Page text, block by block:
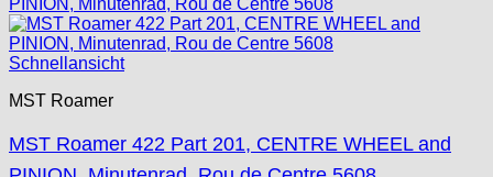
Schnellansicht
MST Roamer
MST Roamer 422 Part 201, CENTRE WHEEL and